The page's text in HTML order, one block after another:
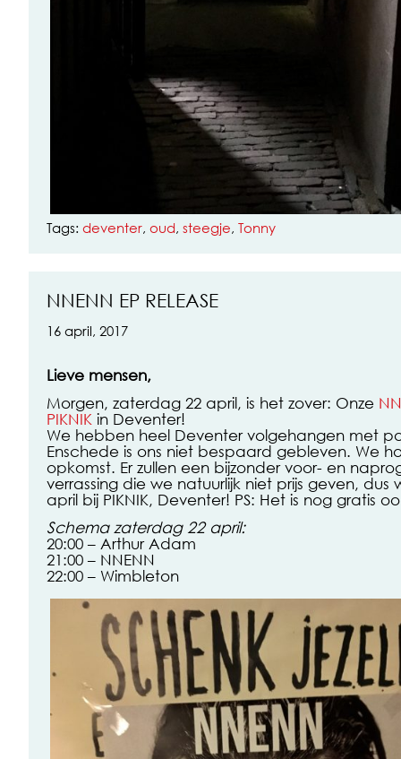
Tags: deventer, oud, steegje, Tonny
NNENN EP RELEASE
16 april, 2017
Lieve mensen,
Morgen, zaterdag 22 april, is het zover: Onze
PIKNIK in Deventer!
We hebben heel Deventer volgehangen met
Enschede is ons niet bespaard gebleven. We
opkomst. Er zullen een bijzonder voor- en
verrassing die we natuurlijk niet prijs geven, dus
april bij PIKNIK, Deventer! PS: Het is nog gratis
Schema zaterdag 22 april:
20:00 – Arthur Adam
21:00 – NNENN
22:00 – Wimbleton